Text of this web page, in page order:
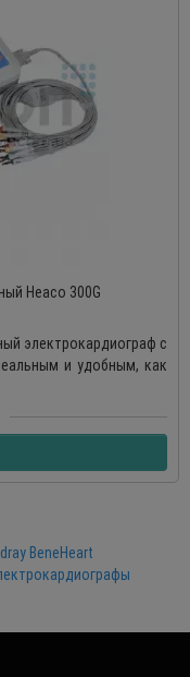
Heaco 300G
электрокардиограф с
и удобным, как
BeneHeart